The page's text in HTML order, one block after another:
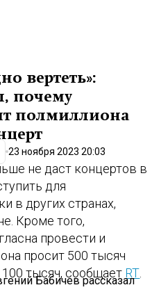
вертеть»:
почему
полмиллиона
23 ноября 2023 20:03
не даст концертов в
для
в других странах,
Кроме того,
провести и
просит 500 тысяч
тысяч, сообщает RT
Бабичев рассказал